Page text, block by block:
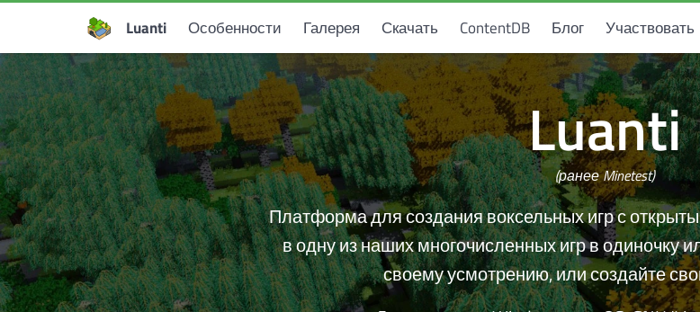
Luanti Особенности Галерея Скачать ContentDB Блог Участвовать
Luanti
(ранее Minetest)
Платформа для создания воксельных игр с
в одну из наших многочисленных игр в одиночку
своему усмотрению, или создайте